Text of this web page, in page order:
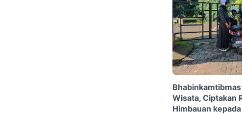
Wisata, Ciptakan
Himbauan